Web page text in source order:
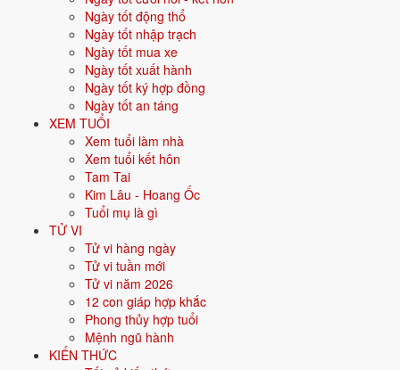
Ngày tốt động thổ
Ngày tốt nhập trạch
Ngày tốt mua xe
Ngày tốt xuất hành
Ngày tốt ký hợp đồng
Ngày tốt an táng
XEM TUỔI
Xem tuổi làm nhà
Xem tuổi kết hôn
Tam Tai
Kim Lâu - Hoang Ốc
Tuổi mụ là gì
TỬ VI
Tử vi hàng ngày
Tử vi tuần mới
Tử vi năm 2026
12 con giáp hợp khắc
Phong thủy hợp tuổi
Mệnh ngũ hành
KIẾN THỨC
2026: 5 tuổi mụ, năm Bính Ngọ - Tam hợp.
Sinh năm 2022 là tuổi gì, mệnh gì?
Người sinh năm2022là tuổiNhâm Dần
Kim. Màu hợp gồm Trắng, Bạc, Xám, Vàng nhạt; hướng
hợp là Tây, Tây Bắc. Bảng dưới đây tóm tắt 10 chỉ số cốt lõi:
Năm sinh dương
2022
Nhâm Dần
Dần - Con Hổ
Kim Bạch Kim
Mệnh ngũ hành ⚒️Kim
Màu hợp Trắng